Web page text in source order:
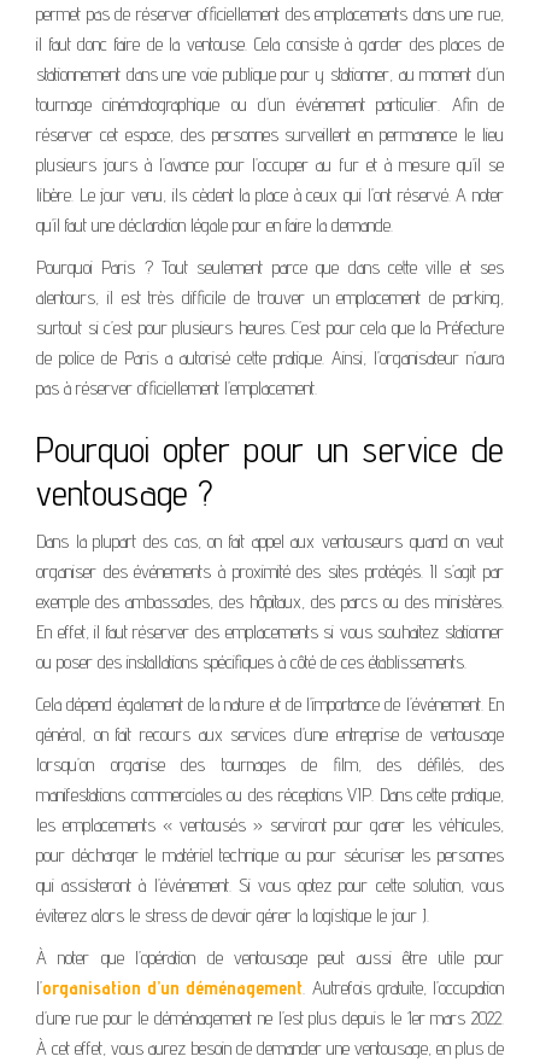
permet pas de réserver officiellement des emplacements dans une rue,
il faut donc faire de la ventouse. Cela consiste à garder des places de
stationnement dans une voie publique pour y stationner, au moment d’un
tournage cinématographique ou d’un événement particulier. Afin de
réserver cet espace, des personnes surveillent en permanence le lieu
plusieurs jours à l’avance pour l’occuper au fur et à mesure qu’il se
libère. Le jour venu, ils cèdent la place à ceux qui l’ont réservé. A noter
qu’il faut une déclaration légale pour en faire la demande.
Pourquoi Paris ? Tout seulement parce que dans cette ville et ses
alentours, il est très difficile de trouver un emplacement de parking,
surtout si c’est pour plusieurs heures. C’est pour cela que la Préfecture
de police de Paris a autorisé cette pratique. Ainsi, l’organisateur n’aura
pas à réserver officiellement l’emplacement.
Pourquoi opter pour un service de
ventousage ?
Dans la plupart des cas, on fait appel aux ventouseurs quand on veut
organiser des événements à proximité des sites protégés. Il s’agit par
exemple des ambassades, des hôpitaux, des parcs ou des ministères.
En effet, il faut réserver des emplacements si vous souhaitez stationner
ou poser des installations spécifiques à côté de ces établissements.
Cela dépend également de la nature et de l’importance de l’événement. En
général, on fait recours aux services d’une entreprise de ventousage
lorsqu’on organise des tournages de film, des défilés, des
manifestations commerciales ou des réceptions VIP. Dans cette pratique,
les emplacements « ventousés » serviront pour garer les véhicules,
pour décharger le matériel technique ou pour sécuriser les personnes
qui assisteront à l’événement. Si vous optez pour cette solution, vous
éviterez alors le stress de devoir gérer la logistique le jour J.
À noter que l’opération de ventousage peut aussi être utile pour
l’organisation d’un déménagement. Autrefois gratuite, l’occupation
d’une rue pour le déménagement ne l’est plus depuis le 1er mars 2022.
À cet effet, vous aurez besoin de demander une ventousage, en plus de